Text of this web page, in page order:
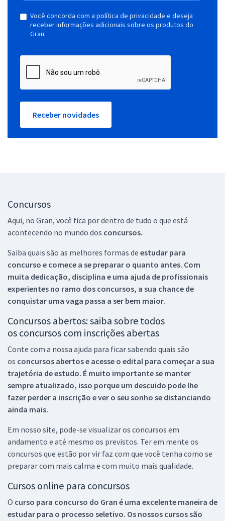
Você concorda com a política de privacidade e deseja
receber informações adicionais sobre os produtos do
Gran.
Receber novidades
Concursos
Aqui, no Gran, você fica por dentro de tudo o que está
acontecendo no mundo dos concursos.
Saiba quais são as melhores formas de estudar para
concurso e comece a se preparar o quanto antes. Com
muita dedicação, disciplina e uma ajuda de profissionais
experientes no ramo dos concursos, a sua chance de
conquistar uma vaga passa a ser bem maior.
Concursos abertos: saiba sobre todos
os concursos com inscrições abertas
Conte com a nossa ajuda para ficar sabendo quais são
os concursos abertos e acesse o edital para começar a sua
trajetória de estudo. É muito importante se manter
sempre atualizado, isso porque um descuido pode lhe
fazer perder a inscrição e ver o seu sonho se distanciando
ainda mais.
Em nosso site, pode-se visualizar os concursos em
andamento e até mesmo os previstos. Ter em mente os
concursos que estão por vir faz com que você tenha como se
preparar com mais calma e com muito mais qualidade.
Cursos online para concursos
O curso para concurso do Gran é uma excelente maneira de
estudar para o processo seletivo. Os nossos cursos são